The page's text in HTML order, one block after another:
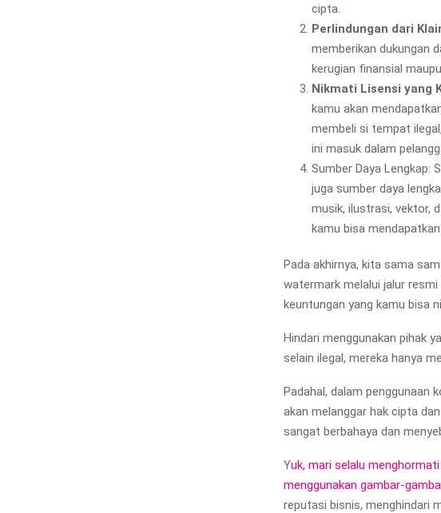
cipta.
Perlindungan dari
memberikan dukungan
kerugian finansial
Nikmati Lisensi yang
kamu akan
membeli si tempat
ini masuk dalam
Sumber Daya Lengkap:
juga sumber daya
musik, ilustrasi, vektor,
kamu bisa
Pada akhirnya, kita sama
watermark melalui jalur
keuntungan yang kamu bisa
Hindari menggunakan pihak
selain ilegal, mereka hanya
Padahal, dalam penggunaan
akan melanggar hak cipta
sangat berbahaya dan
Yuk, mari selalu
menggunakan gambar-
reputasi bisnis, menghindari